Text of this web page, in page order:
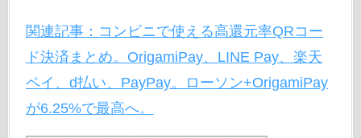
関連記事：コンビニで使える高還元率QRコー
ド決済まとめ。OrigamiPay、LINE Pay、楽天
ペイ、d払い、PayPay。ローソン+OrigamiPay
が6.25%で最高へ。